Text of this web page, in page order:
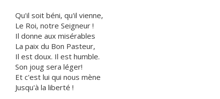
Qu'il soit béni, qu'il vienne,
Le Roi, notre Seigneur !
Il donne aux misérables
La paix du Bon Pasteur,
Il est doux. Il est humble.
Son joug sera léger!
Et c'est lui qui nous mène
Jusqu'à la liberté !